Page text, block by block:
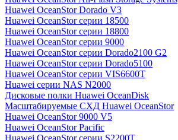
Huawei OceanStor Dorado V3
Huawei OceanStor серии 18500
Huawei OceanStor серии 18800
Huawei OceanStor серии 9000
Huawei OceanStor серии Dorado2100 G2
Huawei OceanStor серии Dorado5100
Huawei OceanStor серии VIS6600T
Huawei серии NAS N2000
Дисковые полки Huawei OceanDisk
Масштабируемые СХД Huawei OceanStor
Huawei OceanStor 9000 V5
Huawei OceanStor Pacific
Huawei OceanStor серии S2200T